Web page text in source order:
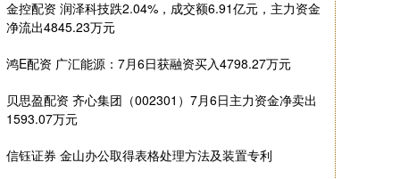
金控配资 润泽科技跌2.04%，成交额6.91亿元，主力资金
净流出4845.23万元
鸿E配资 广汇能源：7月6日获融资买入4798.27万元
贝思盈配资 齐心集团（002301）7月6日主力资金净卖出
1593.07万元
信钰证券 金山办公取得表格处理方法及装置专利